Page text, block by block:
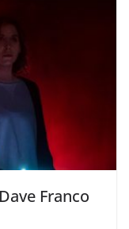
Franco